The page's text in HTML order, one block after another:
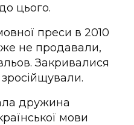
цього.
преси в 2010
не продавали,
Закривалися
дружина
мови